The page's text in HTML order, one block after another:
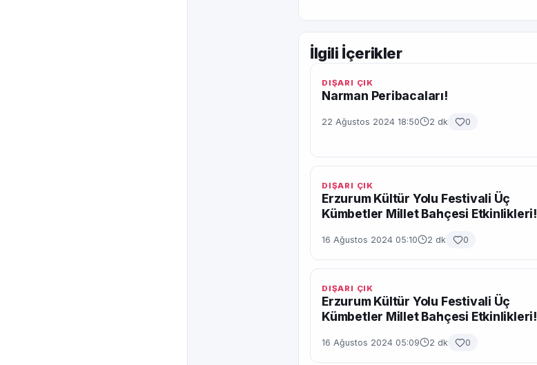
İlgili İçerikler
DIŞARI ÇIK
Narman Peribacaları!
22 Ağustos 2024 18:50 2 dk 0
DIŞARI ÇIK
Erzurum Kültür Yolu Festivali Üç
Kümbetler Millet Bahçesi Etkinlikleri!
16 Ağustos 2024 05:10 2 dk 0
DIŞARI ÇIK
Erzurum Kültür Yolu Festivali Üç
Kümbetler Millet Bahçesi Etkinlikleri!
16 Ağustos 2024 05:09 2 dk 0